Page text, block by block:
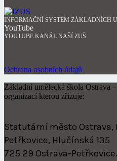
INFORMAČNÍ SYSTÉM ZÁKLADNÍCH
YouTube
YOUTUBE KANÁL NAŠÍ ZUŠ
Ochrana osobních údajů
Základní umělecká škola Ostrava
organizací kterou zřizuje:
Statutární město Ostrava,
Petřkovice, Hlučínská 135
725 29 Ostrava-Petřkovice.